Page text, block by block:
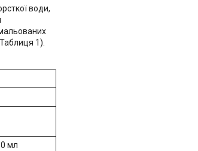
води,
1).
мл